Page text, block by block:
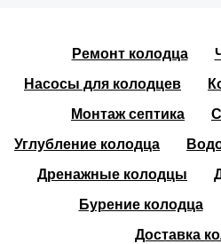
Ремонт колодца
Насосы для колодцев
Монтаж септика
Углубление колодца
Дренажные колодцы
Бурение колодца
Доставка